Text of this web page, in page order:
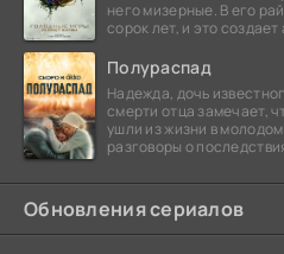
него мизерные. В его
сорок лет, и это
Полураспад
Надежда, дочь
смерти отца замечает,
ушли из жизни в
разговоры о
Обновления сериалов